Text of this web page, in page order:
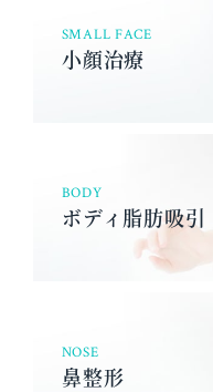
SMALL FACE
小顔治療
BODY
ボディ脂肪吸引
NOSE
鼻整形